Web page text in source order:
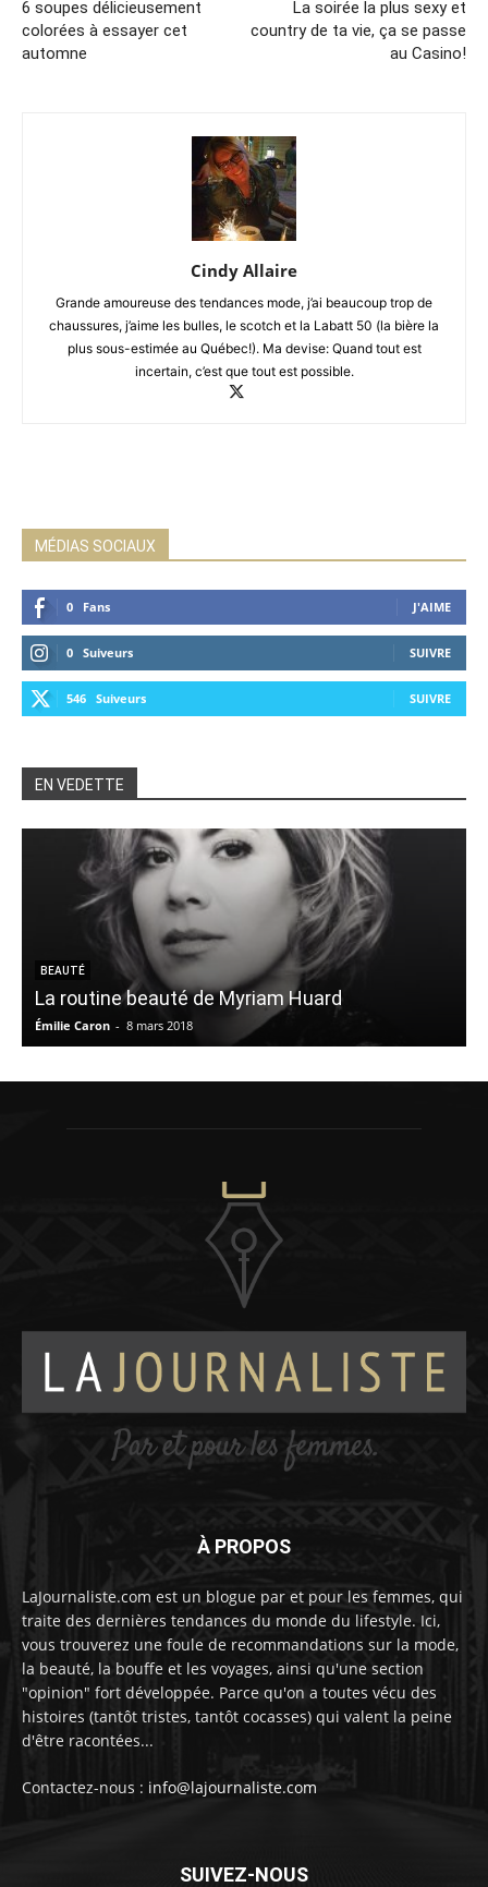
6 soupes délicieusement
colorées à essayer cet
automne
La soirée la plus sexy et
country de ta vie, ça se passe
au Casino!
Cindy Allaire
Grande amoureuse des tendances mode, j’ai beaucoup trop de
chaussures, j’aime les bulles, le scotch et la Labatt 50 (la bière la
plus sous-estimée au Québec!). Ma devise: Quand tout est
incertain, c’est que tout est possible.
MÉDIAS SOCIAUX
0 Fans J'AIME
0 Suiveurs SUIVRE
546 Suiveurs SUIVRE
EN VEDETTE
BEAUTÉ
La routine beauté de Myriam Huard
Émilie Caron - 8 mars 2018
À PROPOS
LaJournaliste.com est un blogue par et pour les femmes, qui
traite des dernières tendances du monde du lifestyle. Ici,
vous trouverez une foule de recommandations sur la mode,
la beauté, la bouffe et les voyages, ainsi qu'une section
"opinion" fort développée. Parce qu'on a toutes vécu des
histoires (tantôt tristes, tantôt cocasses) qui valent la peine
d'être racontées...
Contactez-nous : info@lajournaliste.com
SUIVEZ-NOUS